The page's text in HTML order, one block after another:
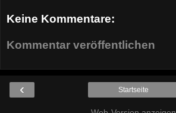
Keine Kommentare:
Kommentar veröffentlichen
‹ Startseite